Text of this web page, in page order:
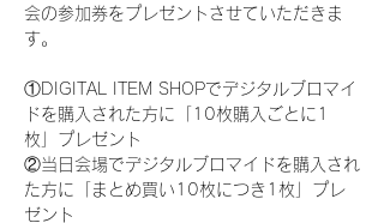
会の参加券をプレゼントさせていただきま
す。
①DIGITAL ITEM SHOPでデジタルブロマイ
ドを購入された方に「10枚購入ごとに1
枚」プレゼント
②当日会場でデジタルブロマイドを購入され
た方に「まとめ買い10枚につき1枚」プレ
ゼント